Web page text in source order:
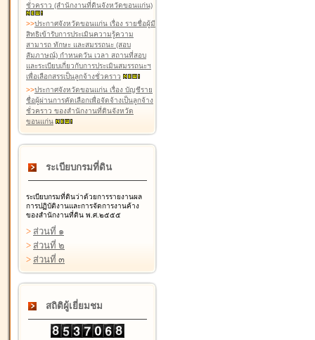
ชั่วคราว (สำนักงานที่ดินจังหวัดขอนแก่น)
>>ประกาศจังหวัดขอนแก่น เรื่อง รายชื่อผู้มี
สิทธิเข้ารับการประเมินความรู้ความ
สามารถ ทักษะ และสมรรถนะ (สอบ
สัมภาษณ์) กำหนดวัน เวลา สถานที่สอบ
และระเบียบเกี่ยวกับการประเมินสมรรถนะฯ
เพื่อเลือกสรรเป็นลูกจ้างชั่วคราว
>>ประกาศจังหวัดขอนแก่น เรื่อง บัญชีราย
ชื่อผู้ผ่านการคัดเลือกเพื่อจัดจ้างเป็นลูกจ้าง
ชั่วคราว ของสำนักงานที่ดินจังหวัด
ขอนแก่น
ระเบียบกรมที่ดิน
ระเบียบกรมที่ดินว่าด้วยการรายงานผล
การปฏิบัติงานและการจัดการงานค้าง
ของสำนักงานที่ดิน พ.ศ.๒๕๕๕
> ส่วนที่ ๑
> ส่วนที่ ๒
> ส่วนที่ ๓
สถิติผู้เยี่ยมชม